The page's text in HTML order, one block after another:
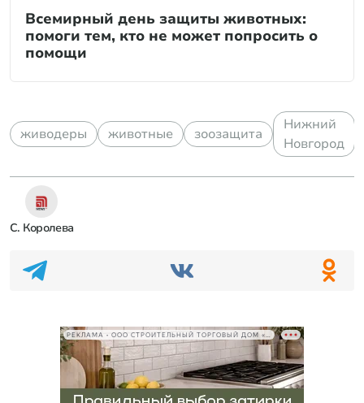
Всемирный день защиты животных:
помоги тем, кто не может попросить о
помощи
живодеры животные зоозащита
Нижний
Новгород
С. Королева
РЕКЛАМА • ООО СТРОИТЕЛЬНЫЙ ТОРГОВЫЙ ДОМ «ПЕТРОВИЧ», ИНН 7802348846